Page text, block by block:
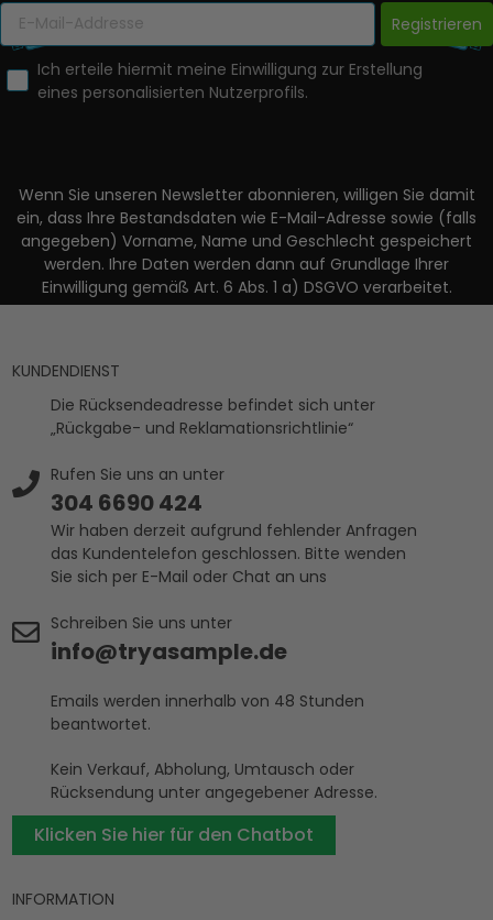
Registrieren
Ich erteile hiermit meine Einwilligung zur Erstellung
eines personalisierten Nutzerprofils.
Wenn Sie unseren Newsletter abonnieren, willigen Sie damit
ein, dass Ihre Bestandsdaten wie E-Mail-Adresse sowie (falls
angegeben) Vorname, Name und Geschlecht gespeichert
werden. Ihre Daten werden dann auf Grundlage Ihrer
Einwilligung gemäß Art. 6 Abs. 1 a) DSGVO verarbeitet.
KUNDENDIENST
Die Rücksendeadresse befindet sich unter
„Rückgabe- und Reklamationsrichtlinie“
Rufen Sie uns an unter
304 6690 424
Wir haben derzeit aufgrund fehlender Anfragen
das Kundentelefon geschlossen. Bitte wenden
Sie sich per E-Mail oder Chat an uns
Schreiben Sie uns unter
info@tryasample.de
Emails werden innerhalb von 48 Stunden
beantwortet.
Kein Verkauf, Abholung, Umtausch oder
Rücksendung unter angegebener Adresse.
Klicken Sie hier für den Chatbot
INFORMATION